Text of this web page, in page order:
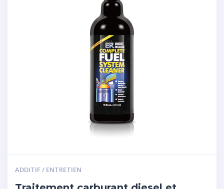
ADDITIF / ENTRETIEN